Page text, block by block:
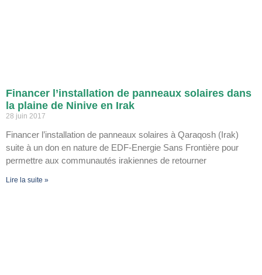
Financer l’installation de panneaux solaires dans
la plaine de Ninive en Irak
28 juin 2017
Financer l’installation de panneaux solaires à Qaraqosh (Irak)
suite à un don en nature de EDF-Energie Sans Frontière pour
permettre aux communautés irakiennes de retourner
Lire la suite »